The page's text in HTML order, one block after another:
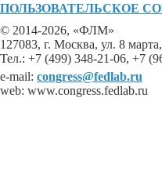
ПОЛЬЗОВАТЕЛЬСКОЕ
© 2014-2026, «ФЛМ»
127083, г. Москва, ул. 8
Тел.: +7 (499) 348-21-06, +7
e-mail: congress@fedlab.ru
web: www.congress.fedlab.ru